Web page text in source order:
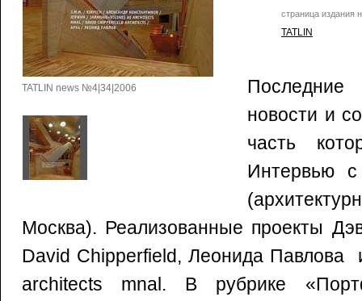
TATLIN news №4|34|2006
страница издания
TATLIN
новости и
часть
Интервью
Москва). Реализованные проекты
David Chipperfield, Леонида Павлова
architects mnal. В рубрике